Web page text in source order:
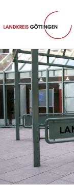
Zum Hauptinhalt